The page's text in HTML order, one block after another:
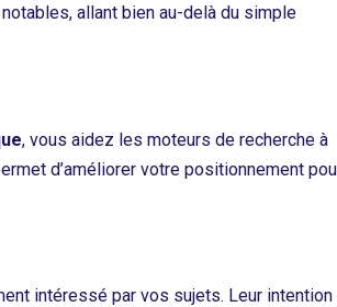
allant bien au-delà du simple
, vous aidez les moteurs de recherche à
d’améliorer votre positionnement
intéressé par vos sujets. Leur intention